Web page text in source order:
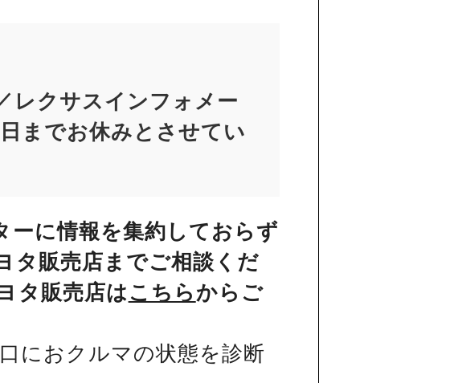
レクサスインフォメー
までお休みとさせてい
ーに情報を集約しておらず
タ販売店までご相談くだ
タ販売店は こちら からご
口におクルマの状態を診断